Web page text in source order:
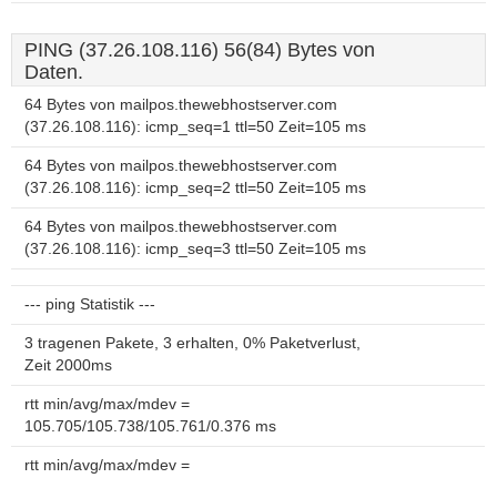
PING (37.26.108.116) 56(84) Bytes von
Daten.
64 Bytes von mailpos.thewebhostserver.com
(37.26.108.116): icmp_seq=1 ttl=50 Zeit=105 ms
64 Bytes von mailpos.thewebhostserver.com
(37.26.108.116): icmp_seq=2 ttl=50 Zeit=105 ms
64 Bytes von mailpos.thewebhostserver.com
(37.26.108.116): icmp_seq=3 ttl=50 Zeit=105 ms
--- ping Statistik ---
3 tragenen Pakete, 3 erhalten, 0% Paketverlust,
Zeit 2000ms
rtt min/avg/max/mdev =
105.705/105.738/105.761/0.376 ms
rtt min/avg/max/mdev =